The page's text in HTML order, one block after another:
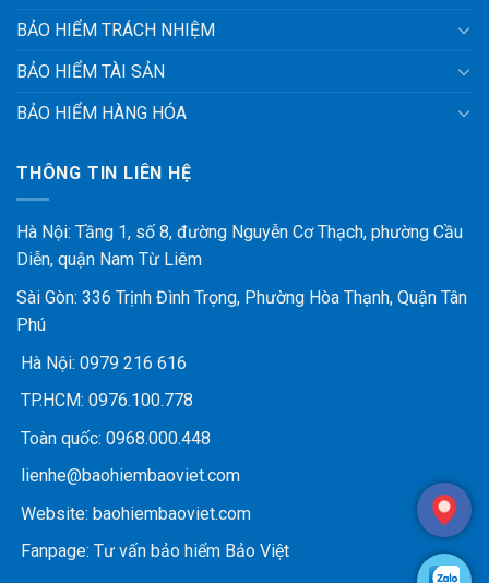
BẢO HIỂM TRÁCH NHIỆM
BẢO HIỂM TÀI SẢN
BẢO HIỂM HÀNG HÓA
THÔNG TIN LIÊN HỆ
Hà Nội: Tầng 1, số 8, đường Nguyễn Cơ Thạch, phường Cầu
Diễn, quận Nam Từ Liêm
Sài Gòn: 336 Trịnh Đình Trọng, Phường Hòa Thạnh, Quận Tân
Phú
Hà Nội: 0979 216 616
TP.HCM: 0976.100.778
Toàn quốc: 0968.000.448
lienhe@baohiembaoviet.com
Website: baohiembaoviet.com
Fanpage: Tư vấn bảo hiểm Bảo Việt